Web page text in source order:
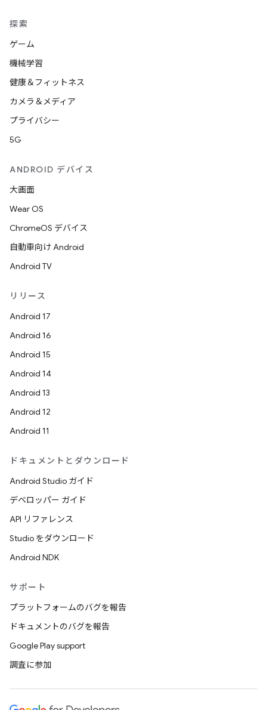
探索
ゲーム
機械学習
健康＆フィットネス
カメラ＆メディア
プライバシー
5G
ANDROID デバイス
大画面
Wear OS
ChromeOS デバイス
自動車向け Android
Android TV
リリース
Android 17
Android 16
Android 15
Android 14
Android 13
Android 12
Android 11
ドキュメントとダウンロード
Android Studio ガイド
デベロッパー ガイド
API リファレンス
Studio をダウンロード
Android NDK
サポート
プラットフォームのバグを報告
ドキュメントのバグを報告
Google Play support
調査に参加